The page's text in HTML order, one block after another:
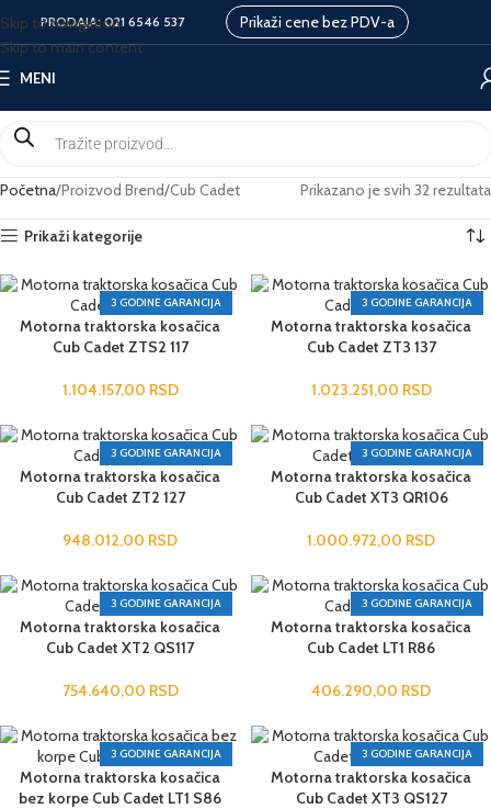
Skip to navigation
Skip to main content
PRODAJA:021 6546 537 Prikaži cene bez PDV-a
MENI
Početna Proizvod Brend Cub Cadet Prikazano je svih 32 rezultata
Prikaži kategorije
3 GODINE GARANCIJA
Motorna traktorska kosačica
Cub Cadet ZTS2 117
1.104.157,00 RSD
3 GODINE GARANCIJA
Motorna traktorska kosačica
Cub Cadet ZT3 137
1.023.251,00 RSD
3 GODINE GARANCIJA
Motorna traktorska kosačica
Cub Cadet ZT2 127
948.012,00 RSD
3 GODINE GARANCIJA
Motorna traktorska kosačica
Cub Cadet XT3 QR106
1.000.972,00 RSD
3 GODINE GARANCIJA
Motorna traktorska kosačica
Cub Cadet XT2 QS117
754.640,00 RSD
3 GODINE GARANCIJA
Motorna traktorska kosačica
Cub Cadet LT1 R86
406.290,00 RSD
3 GODINE GARANCIJA
Motorna traktorska kosačica
bez korpe Cub Cadet LT1 S86
3 GODINE GARANCIJA
Motorna traktorska kosačica
Cub Cadet XT3 QS127